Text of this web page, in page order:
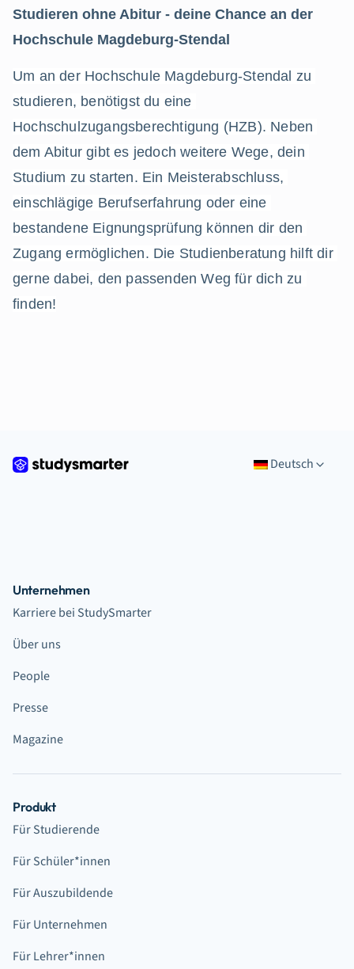
Studieren ohne Abitur - deine Chance an der
Hochschule Magdeburg-Stendal
Um an der Hochschule Magdeburg-Stendal zu
studieren, benötigst du eine
Hochschulzugangsberechtigung (HZB). Neben
dem Abitur gibt es jedoch weitere Wege, dein
Studium zu starten. Ein Meisterabschluss,
einschlägige Berufserfahrung oder eine
bestandene Eignungsprüfung können dir den
Zugang ermöglichen. Die Studienberatung hilft dir
gerne dabei, den passenden Weg für dich zu
finden!
Deutsch
Unternehmen
Karriere bei StudySmarter
Über uns
People
Presse
Magazine
Produkt
Für Studierende
Für Schüler*innen
Für Auszubildende
Für Unternehmen
Für Lehrer*innen